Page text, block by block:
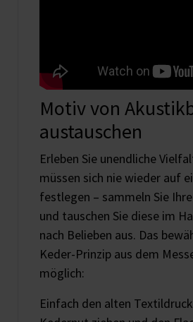
Motiv von
austauschen
Erleben Sie unendliche
müssen sich nie wieder auf
festlegen – sammeln Sie
und tauschen Sie diese im
nach Belieben aus. Das
Keder-Prinzip aus dem
möglich:
Einfach den alten